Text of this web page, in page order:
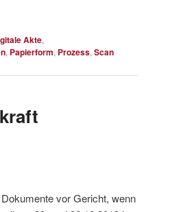
Akte,
, Papierform, Prozess, Scan
vor Gericht, wenn